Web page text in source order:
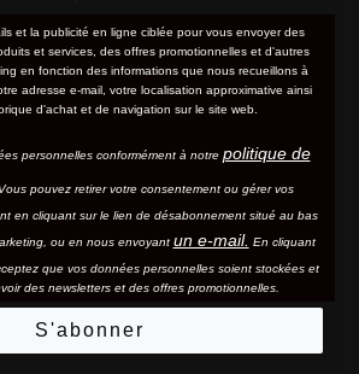
et la publicité en ligne ciblée pour vous envoyer des
et services, des offres promotionnelles et d'autres
en fonction des informations que nous recueillons à
adresse e-mail, votre localisation approximative ainsi
d'achat et de navigation sur le site web.
personnelles conformément à notre politique de
pouvez retirer votre consentement ou gérer vos
en cliquant sur le lien de désabonnement situé au bas
ou en nous envoyant un e-mail. En cliquant
que vos données personnelles soient stockées et
des newsletters et des offres promotionnelles.
S'abonner